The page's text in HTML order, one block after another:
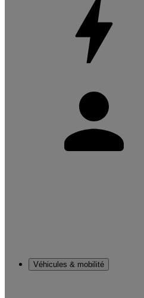
Véhicules & mobilité